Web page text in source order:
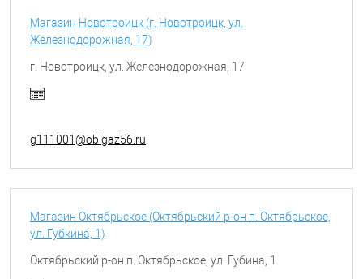
Магазин Новотроицк (г. Новотроицк, ул.
Железнодорожная, 17)
г. Новотроицк, ул. Железнодорожная, 17
g111001@oblgaz56.ru
Магазин Октябрьское (Октябрьский р-он п. Октябрьское,
ул. Губкина, 1)
Октябрьский р-он п. Октябрьское, ул. Губина, 1